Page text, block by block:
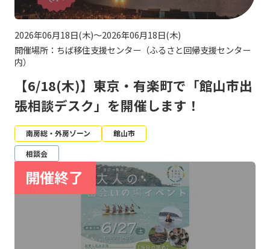
2026年06月18日(木)～2026年06月18日(木)
開催場所：ちば移住支援センター（ふるさと回帰支援センター
内）
【6/18(木)】東京・有楽町で「館山市出
張相談デスク」を開催します！
南房総・外房ゾーン
館山市
相談会